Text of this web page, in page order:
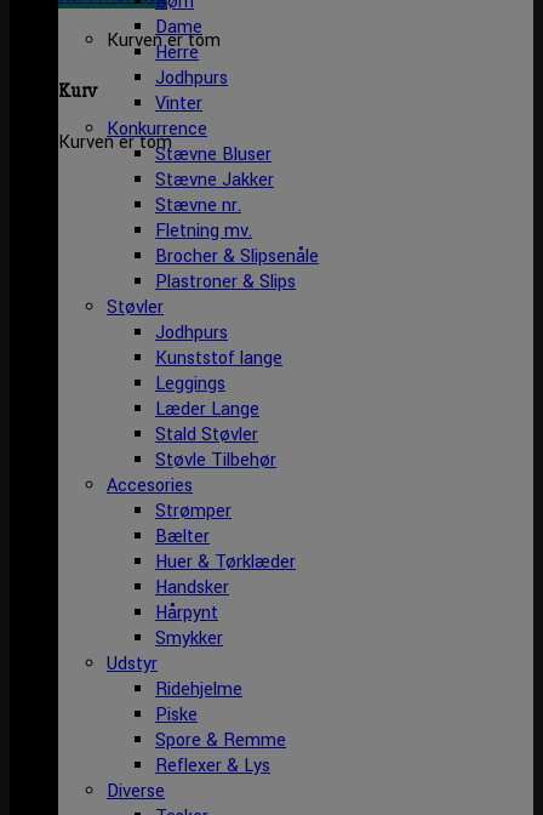
Kurven er tom
Kurv
Kurven er tom
Dame
Herre
Jodhpurs
Vinter
Konkurrence
Stævne Bluser
Stævne Jakker
Stævne nr.
Fletning mv.
Brocher & Slipsenåle
Plastroner & Slips
Støvler
Jodhpurs
Kunststof lange
Leggings
Læder Lange
Stald Støvler
Støvle Tilbehør
Accesories
Strømper
Bælter
Huer & Tørklæder
Handsker
Hårpynt
Smykker
Udstyr
Ridehjelme
Piske
Spore & Remme
Reflexer & Lys
Diverse